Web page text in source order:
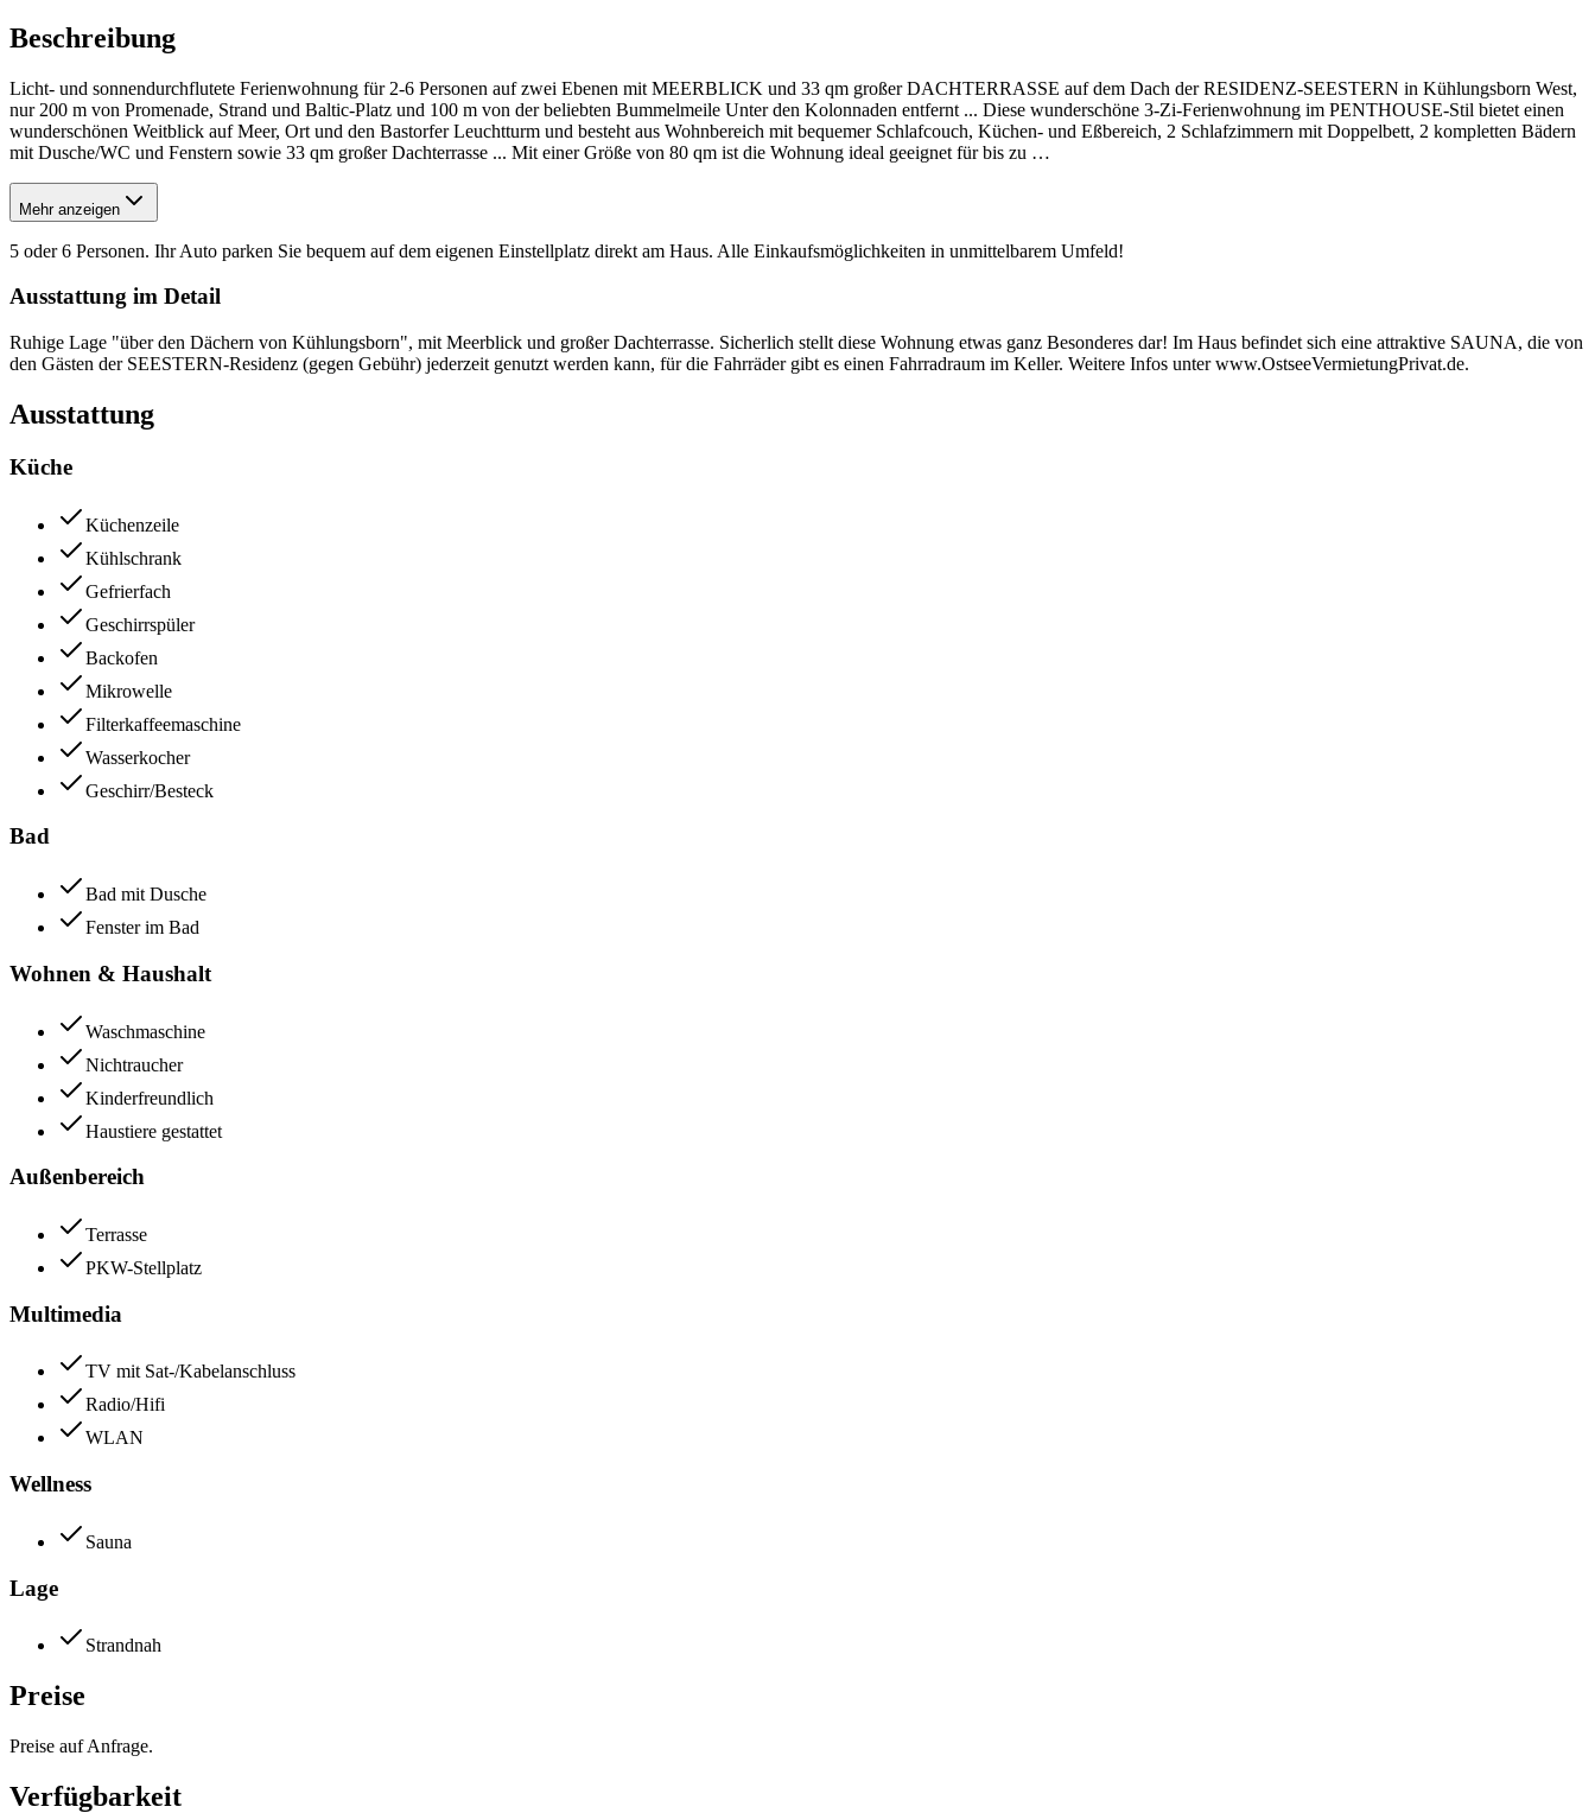
Beschreibung
Licht- und sonnendurchflutete Ferienwohnung für 2-6 Personen auf zwei Ebenen mit MEERBLICK und 33 qm großer DACHTERRASSE auf dem Dach der RESIDENZ-SEESTERN in Kühlungsborn West,
nur 200 m von Promenade, Strand und Baltic-Platz und 100 m von der beliebten Bummelmeile Unter den Kolonnaden entfernt ... Diese wunderschöne 3-Zi-Ferienwohnung im PENTHOUSE-Stil bietet einen
wunderschönen Weitblick auf Meer, Ort und den Bastorfer Leuchtturm und besteht aus Wohnbereich mit bequemer Schlafcouch, Küchen- und Eßbereich, 2 Schlafzimmern mit Doppelbett, 2 kompletten Bädern
mit Dusche/WC und Fenstern sowie 33 qm großer Dachterrasse ... Mit einer Größe von 80 qm ist die Wohnung ideal geeignet für bis zu …
Mehr anzeigen
5 oder 6 Personen. Ihr Auto parken Sie bequem auf dem eigenen Einstellplatz direkt am Haus. Alle Einkaufsmöglichkeiten in unmittelbarem Umfeld!
Ausstattung im Detail
Ruhige Lage "über den Dächern von Kühlungsborn", mit Meerblick und großer Dachterrasse. Sicherlich stellt diese Wohnung etwas ganz Besonderes dar! Im Haus befindet sich eine attraktive SAUNA, die von
den Gästen der SEESTERN-Residenz (gegen Gebühr) jederzeit genutzt werden kann, für die Fahrräder gibt es einen Fahrradraum im Keller. Weitere Infos unter www.OstseeVermietungPrivat.de.
Ausstattung
Küche
Küchenzeile
Kühlschrank
Gefrierfach
Geschirrspüler
Backofen
Mikrowelle
Filterkaffeemaschine
Wasserkocher
Geschirr/Besteck
Bad
Bad mit Dusche
Fenster im Bad
Wohnen & Haushalt
Waschmaschine
Nichtraucher
Kinderfreundlich
Haustiere gestattet
Außenbereich
Terrasse
PKW-Stellplatz
Multimedia
TV mit Sat-/Kabelanschluss
Radio/Hifi
WLAN
Wellness
Sauna
Lage
Strandnah
Preise
Preise auf Anfrage.
Verfügbarkeit